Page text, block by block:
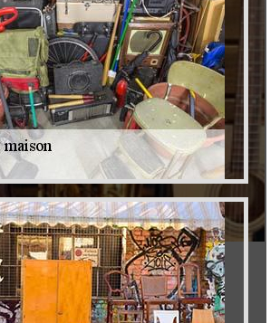
de musique 79